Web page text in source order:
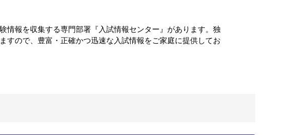
情報を収集する専門部署『入試情報センター』があります。独
すので、豊富・正確かつ迅速な入試情報をご家庭に提供してお